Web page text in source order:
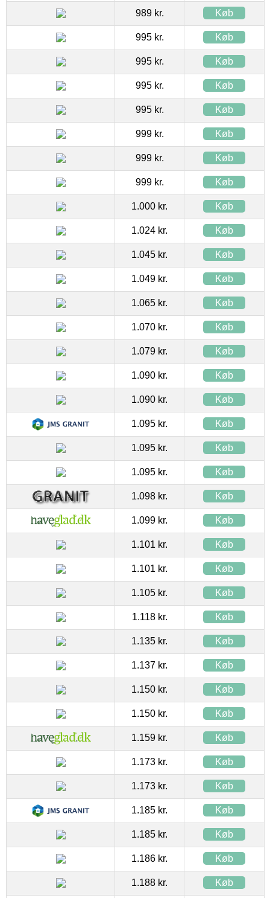
989 kr. Køb
995 kr. Køb
995 kr. Køb
995 kr. Køb
995 kr. Køb
999 kr. Køb
999 kr. Køb
999 kr. Køb
1.000 kr. Køb
1.024 kr. Køb
1.045 kr. Køb
1.049 kr. Køb
1.065 kr. Køb
1.070 kr. Køb
1.079 kr. Køb
1.090 kr. Køb
1.090 kr. Køb
1.095 kr. Køb
1.095 kr. Køb
1.095 kr. Køb
1.098 kr. Køb
1.099 kr. Køb
1.101 kr. Køb
1.101 kr. Køb
1.105 kr. Køb
1.118 kr. Køb
1.135 kr. Køb
1.137 kr. Køb
1.150 kr. Køb
1.150 kr. Køb
1.159 kr. Køb
1.173 kr. Køb
1.173 kr. Køb
1.185 kr. Køb
1.185 kr. Køb
1.186 kr. Køb
1.188 kr. Køb